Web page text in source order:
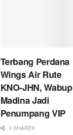
Terbang Perdana
Wings Air Rute
KNO-JHN, Wabup
Madina Jadi
Penumpang VIP
0 SHARES